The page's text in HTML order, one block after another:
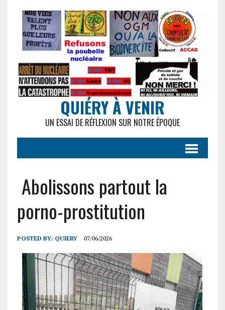
QUIÉRY À VENIR
UN ESSAI DE RÉFLEXION SUR NOTRE ÉPOQUE
Abolissons partout la
porno-prostitution
POSTED BY: QUIERY 07/06/2026